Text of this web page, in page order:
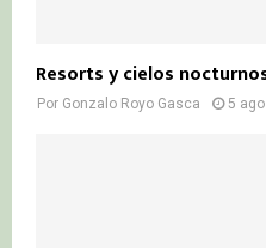
Resorts y cielos
Por Gonzalo Royo Gasca 5